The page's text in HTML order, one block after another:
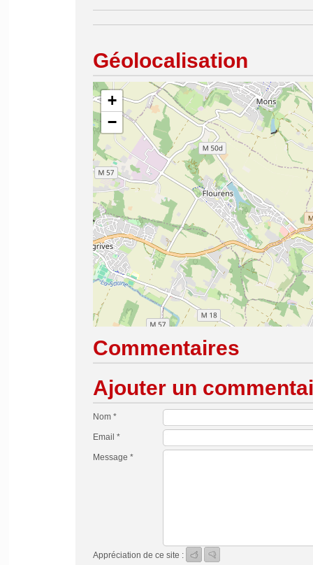
Géolocalisation
+
−
Commentaires
Ajouter un
Nom *
Email *
Message *
Appréciation de ce site :